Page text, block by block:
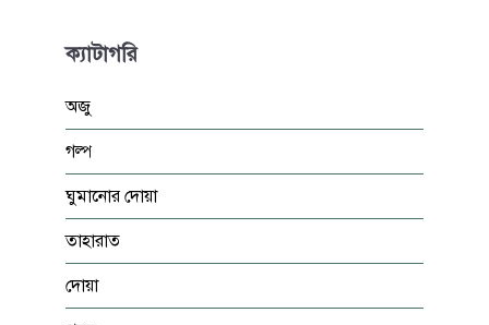
ক্যাটাগরি
অজু
গল্প
ঘুমানোর দোয়া
তাহারাত
দোয়া